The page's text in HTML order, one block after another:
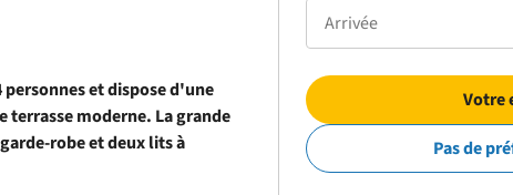
et dispose d'une
terrasse moderne. La grande
robe et deux lits à
Votre
Pas de